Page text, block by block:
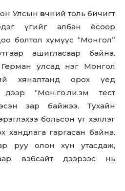
Улсын өвчний толь бичигт
үгийг албан ёсоор
болтол хүмүүс “Монгол”
ашигласаар байна.
улсад нэг Монгол
хяналтанд орох үед
“Мон.го.ли.зм тест
зар байжээ. Тухайн
больсон үг хэллэг
хандлага гаргасан байна.
руу олон хүн утасдаж,
вэбсайт дээрээс нь